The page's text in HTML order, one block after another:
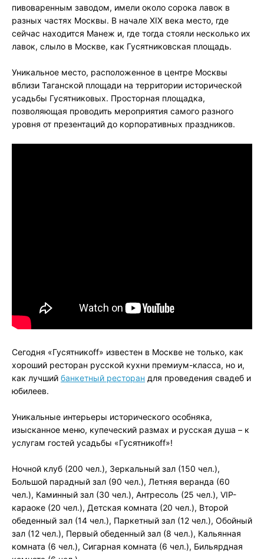
пивоваренным заводом, имели около сорока лавок в
разных частях Москвы. В начале XIX века место, где
сейчас находится Манеж и, где тогда стояли несколько их
лавок, слыло в Москве, как Гусятниковская площадь.
Уникальное место, расположенное в центре Москвы
вблизи Таганской площади на территории исторической
усадьбы Гусятниковых. Просторная площадка,
позволяющая проводить мероприятия самого разного
уровня от презентаций до корпоративных праздников.
Сегодня «Гусятникоff» известен в Москве не только, как
хороший ресторан русской кухни премиум-класса, но и,
как лучший банкетный ресторан для проведения свадеб и
юбилеев.
Уникальные интерьеры исторического особняка,
изысканное меню, купеческий размах и русская душа – к
услугам гостей усадьбы «Гусятникоff»!
Ночной клуб (200 чел.), Зеркальный зал (150 чел.),
Большой парадный зал (90 чел.), Летняя веранда (60
чел.), Каминный зал (30 чел.), Антресоль (25 чел.), VIP-
караоке (20 чел.), Детская комната (20 чел.), Второй
обеденный зал (14 чел.), Паркетный зал (12 чел.), Обойный
зал (12 чел.), Первый обеденный зал (8 чел.), Кальянная
комната (6 чел.), Сигарная комната (6 чел.), Бильярдная